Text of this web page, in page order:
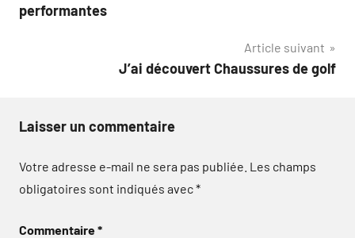
l’article
performantes
Article suivant
J’ai découvert Chaussures de golf
Laisser un commentaire
Votre adresse e-mail ne sera pas publiée. Les champs
obligatoires sont indiqués avec*
Commentaire*